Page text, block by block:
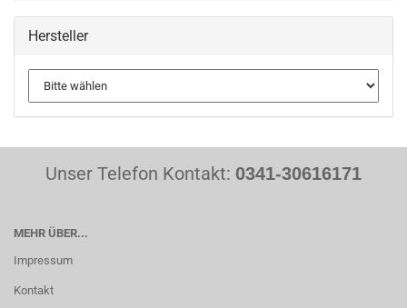
Hersteller
Unser Telefon Kontakt: 0341-30616171
MEHR ÜBER...
Impressum
Kontakt